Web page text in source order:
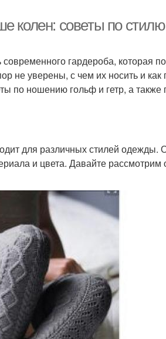
колен: советы по стилю
гардероба, которая
не уверены, с чем их носить и как
по ношению гольф и гетр, а
для различных стилей одежды.
и цвета. Давайте